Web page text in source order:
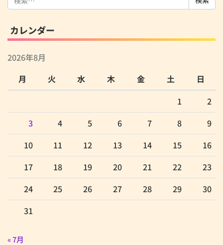
索:
カレンダー
2026年8月
月
火 水 木 金 土
日
1
2
3
4 5 6 7 8
9
10
11 12 13 14 15
16
17
18 19 20 21 22
23
24
25 26 27 28 29
30
31
« 7月